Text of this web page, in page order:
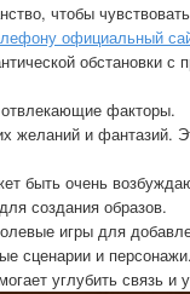
чтобы
официальный
обстановки с
отвлекающие факторы.
и фантазий.
быть очень
создания образов.
игры для
сценарии и
углубить связь и